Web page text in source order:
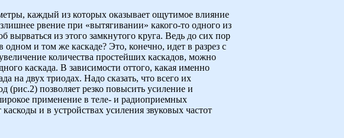
каждый из которых оказывает ощутимое влияние
рвение при «вытягивании» какого-то одного из
из этого замкнутого круга. Ведь до сих пор
и том же каскаде? Это, конечно, идет в разрез с
количества простейших каскадов, можно
каскада. В зависимости оттого, какая именно
на двух триодах. Надо сказать, что всего их
позволяет резко повысить усиление и
применение в теле- и радиоприемных
и в устройствах усиления звуковых частот